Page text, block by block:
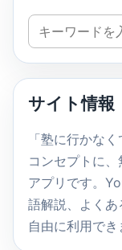
サ
イ
ト
検
索
サイト情報
「塾に行かな
コンセプトに
アプリです。
語解説、よく
自由に利用でき